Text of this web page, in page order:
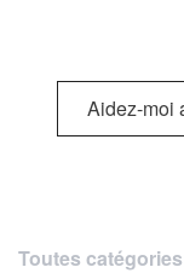
Toutes catégories